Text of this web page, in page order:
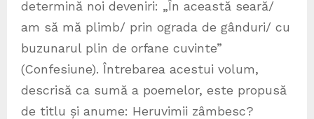
determină noi deveniri: „În această seară/
am să mă plimb/ prin ograda de gânduri/ cu
buzunarul plin de orfane cuvinte”
(Confesiune). Întrebarea acestui volum,
descrisă ca sumă a poemelor, este propusă
de titlu și anume: Heruvimii zâmbesc?